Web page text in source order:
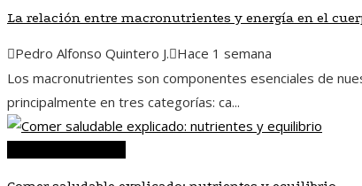
La relación entre macronutrientes y energía en el
Pedro Alfonso Quintero J. Hace 1 semana
Los macronutrientes son componentes esenciales de
principalmente en tres categorías: ca...